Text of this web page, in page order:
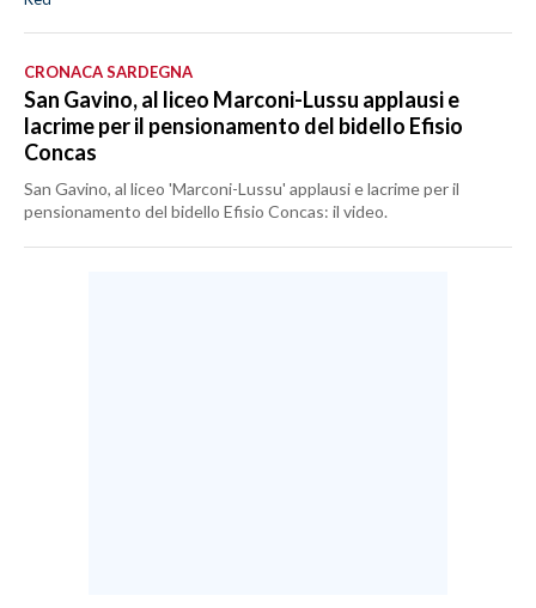
CRONACA SARDEGNA
San Gavino, al liceo Marconi-Lussu applausi e
lacrime per il pensionamento del bidello Efisio
Concas
San Gavino, al liceo 'Marconi-Lussu' applausi e lacrime per il
pensionamento del bidello Efisio Concas: il video.